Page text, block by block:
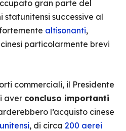
gran parte del
statunitensi successive al
altisonanti,
particolarmente brevi
commerciali, il Presidente
aver concluso importanti
l’acquisto cinese
, di circa 200 aerei